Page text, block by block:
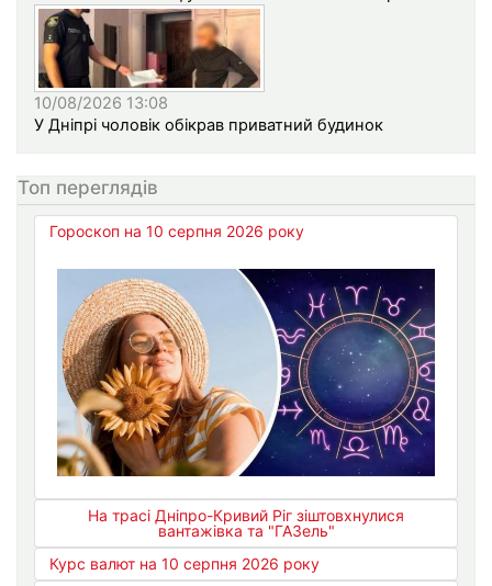
10/08/2026 13:08
У Дніпрі чоловік обікрав приватний будинок
Топ переглядів
Гороскоп на 10 серпня 2026 року
На трасі Дніпро-Кривий Ріг зіштовхнулися
вантажівка та "ГАЗель"
Курс валют на 10 серпня 2026 року